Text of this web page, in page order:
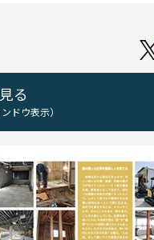
る
ドウ表示）